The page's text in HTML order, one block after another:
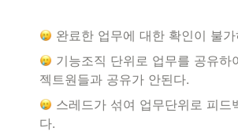
완료한 업무에 대한 확인이 불가
기능조직 단위로 업무를 공유하
젝트원들과 공유가 안된다.
스레드가 섞여 업무단위로 피드
다.